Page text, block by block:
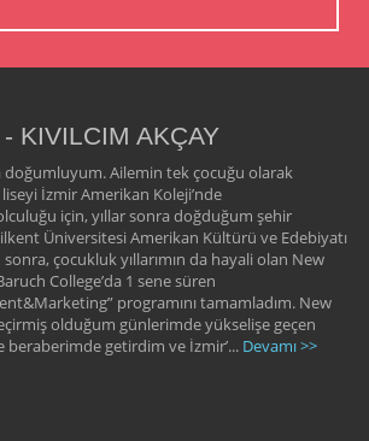
KIVILCIM AKÇAY
doğumluyum. Ailemin tek çocuğu olarak
İzmir Amerikan Koleji’nde
için, yıllar sonra doğduğum şehir
Üniversitesi Amerikan Kültürü ve Edebiyatı
çocukluk yıllarımın da hayali olan New
College’da 1 sene süren
programını tamamladım. New
olduğum günlerimde yükselişe geçen
getirdim ve İzmir’... Devamı >>